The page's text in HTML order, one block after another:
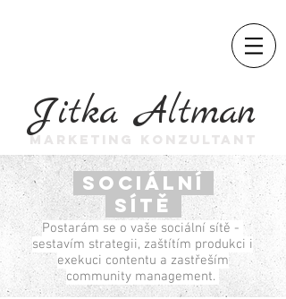
Jitka Altman
MARKETING KONZULTANT
Postarám se o vaše sociální sítě -
sestavím strategii, zaštítím produkci i
exekuci contentu a zastřeším
community management.​
sociální
SÍTĚ